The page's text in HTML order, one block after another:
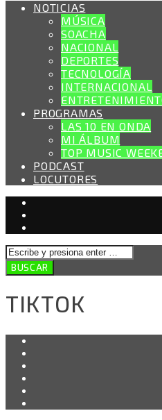
NOTICIAS
MÚSICA
SOACHA
NACIONAL
DEPORTES
TECNOLOGÍA
INTERNACIONAL
PROGRAMAS
LAS 10 EN ONDA
MI ÁLBUM
TOP MUSIC
PODCAST
LOCUTORES
TIKTOK